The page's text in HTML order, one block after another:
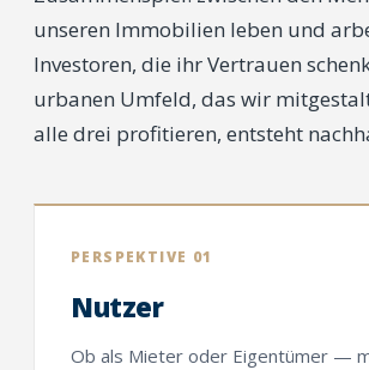
unseren Immobilien leben und
Investoren, die ihr Vertrauen
urbanen Umfeld, das wir
alle drei profitieren, entsteht
PERSPEKTIVE 01
Nutzer
Ob als Mieter oder Eigentümer —